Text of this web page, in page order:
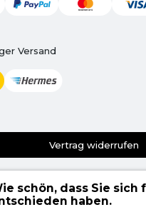
Versand
Vertrag widerrufen